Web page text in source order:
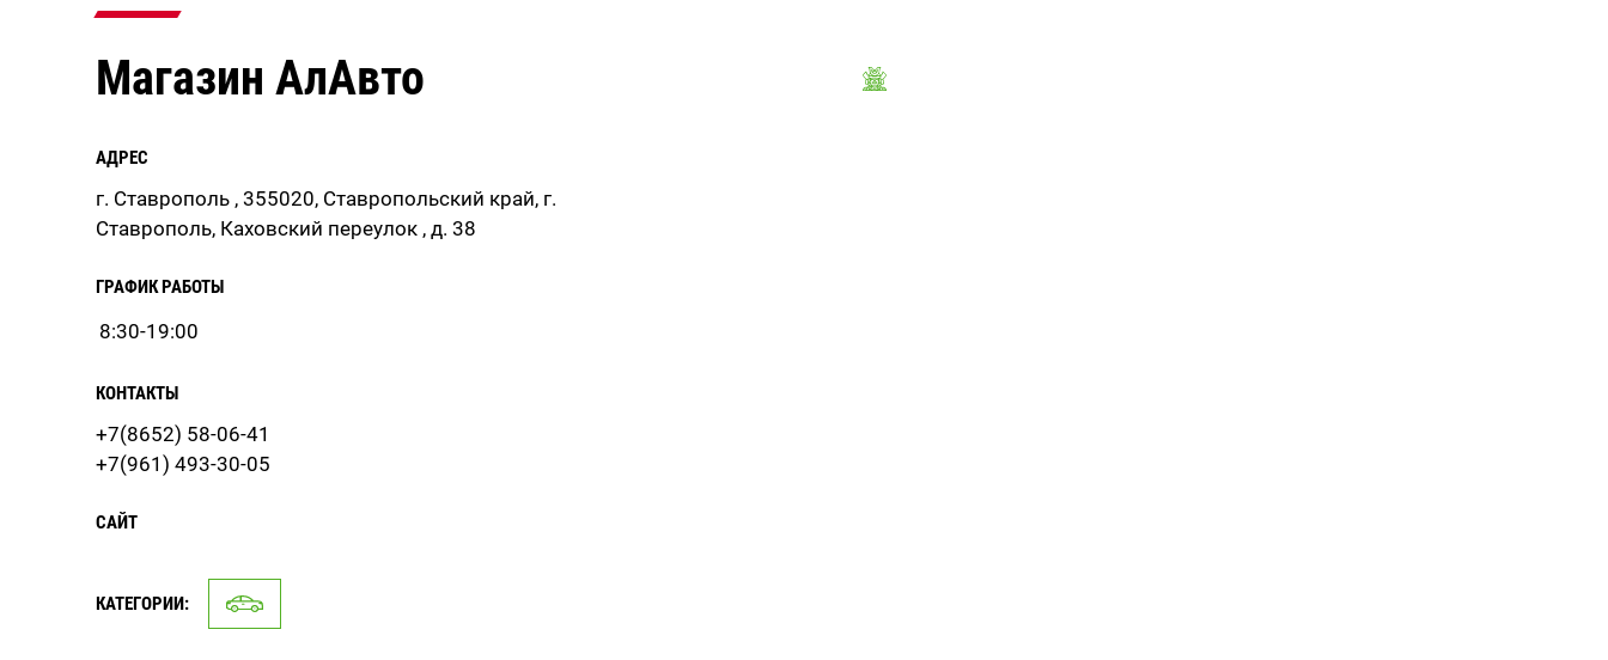
Магазин АлАвто
АДРЕС
г. Ставрополь , 355020, Ставропольский край, г.
Ставрополь, Каховский переулок , д. 38
ГРАФИК РАБОТЫ
8:30-19:00
КОНТАКТЫ
+7(8652) 58-06-41
+7(961) 493-30-05
САЙТ
КАТЕГОРИИ: